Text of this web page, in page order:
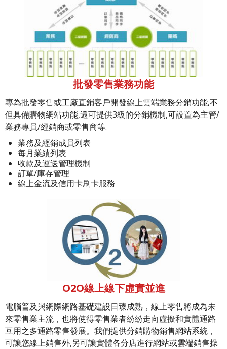
批發零售業務功能
專為批發零售或工廠直銷客戶開發線上雲端業務分銷功能,不
但具備購物網站功能,還可提供3級的分銷機制,可設置為主管/
業務專員/經銷商或零售商等.
業務及經銷成員列表
每月業績列表
收款及運送管理機制
訂單/庫存管理
線上金流及信用卡刷卡服務
O2O線上線下虛實並進
電腦普及與網際網路基礎建設日臻成熟，線上零售將成為未
來零售業主流，也將使得零售業者紛紛走向虛擬和實體通路
互用之多通路零售發展。我們提供分銷購物銷售網站系統，
可讓您線上銷售外,另可讓實體各分店進行網站或雲端銷售操